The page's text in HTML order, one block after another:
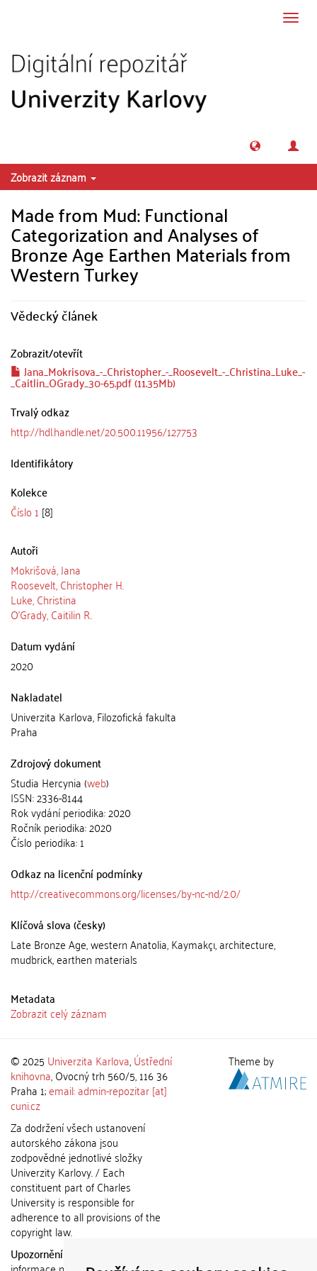
Zobrazit záznam
Made from Mud: Functional
Categorization and Analyses of
Bronze Age Earthen Materials from
Western Turkey
Vědecký článek
Zobrazit/otevřít
Jana_Mokrisova_-_Christopher_-_Roosevelt_-_Christina_Luke_-
_Caitlin_OGrady_30-65.pdf (11.35Mb)
Trvalý odkaz
http://hdl.handle.net/20.500.11956/127753
Identifikátory
Kolekce
Číslo 1 [8]
Autoři
Mokrišová, Jana
Roosevelt, Christopher H.
Luke, Christina
O’Grady, Caitilin R.
Datum vydání
2020
Nakladatel
Univerzita Karlova, Filozofická fakulta
Praha
Zdrojový dokument
Studia Hercynia (web)
ISSN: 2336-8144
Rok vydání periodika: 2020
Ročník periodika: 2020
Číslo periodika: 1
Odkaz na licenční podmínky
http://creativecommons.org/licenses/by-nc-nd/2.0/
Klíčová slova (česky)
Late Bronze Age, western Anatolia, Kaymakçı, architecture,
mudbrick, earthen materials
Metadata
Zobrazit celý záznam
© 2025 Univerzita Karlova,Ústřední
knihovna, Ovocný trh 560/5, 116 36
Praha 1;email: admin-repozitar [at]
cuni.cz
Za dodržení všech ustanovení
autorského zákona jsou
zodpovědné jednotlivé složky
Univerzity Karlovy. / Each
constituent part of Charles
University is responsible for
adherence to all provisions of the
copyright law.
Upozornění / Notice:
Theme by